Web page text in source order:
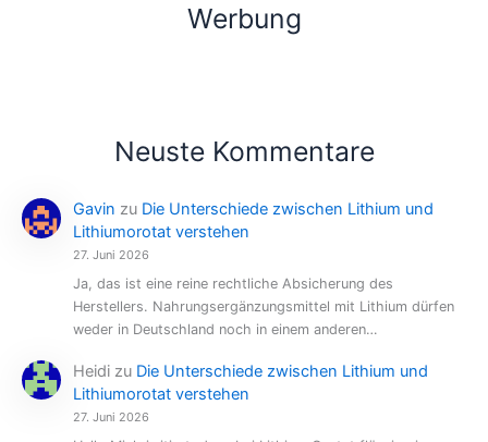
Werbung
Neuste Kommentare
Gavin zu Die Unterschiede zwischen Lithium und
Lithiumorotat verstehen
27. Juni 2026
Ja, das ist eine reine rechtliche Absicherung des
Herstellers. Nahrungsergänzungsmittel mit Lithium dürfen
weder in Deutschland noch in einem anderen…
Heidi zu Die Unterschiede zwischen Lithium und
Lithiumorotat verstehen
27. Juni 2026